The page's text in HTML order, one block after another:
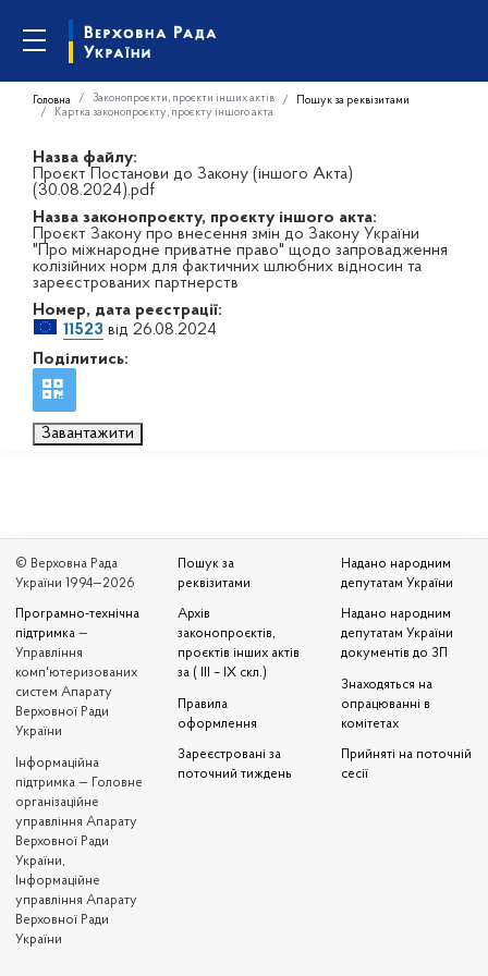
Головна Законопроєкти, проєкти інших актів
Пошук за реквізитами
Картка законопроєкту, проєкту іншого акта
Назва файлу:
Проєкт Постанови до Закону (іншого Акта)
(30.08.2024).pdf
Назва законопроєкту, проєкту іншого акта:
Проєкт Закону про внесення змін до Закону України
"Про міжнародне приватне право" щодо запровадження
колізійних норм для фактичних шлюбних відносин та
зареєстрованих партнерств
Номер, дата реєстрації:
11523 від 26.08.2024
Поділитись:
Завантажити
© Верховна Рада
України 1994—2026
Програмно-технічна
підтримка —
Управління
комп'ютеризованих
систем Апарату
Верховної Ради
України
Iнформаційна
підтримка — Головне
організаційне
управління Апарату
Верховної Ради
України,
Інформаційне
управління Апарату
Верховної Ради
України
Пошук за
реквізитами
Архів
законопроєктів,
проєктів інших актів
за ( III – IX скл.)
Правила
оформлення
Зареєстровані за
поточний тиждень
Надано народним
депутатам України
Надано народним
депутатам України
документів до ЗП
Знаходяться на
опрацюванні в
комітетах
Прийняті на поточній
сесії